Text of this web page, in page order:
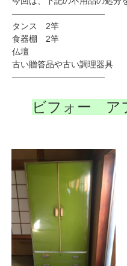
———————————
タンス 2竿
食器棚 2竿
仏壇
古い贈答品や古い調理器具
———————————
ビフォー